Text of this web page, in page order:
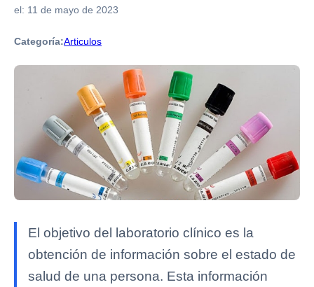
el: 11 de mayo de 2023
Categoría:Articulos
El objetivo del laboratorio clínico es la
obtención de información sobre el estado de
salud de una persona. Esta información